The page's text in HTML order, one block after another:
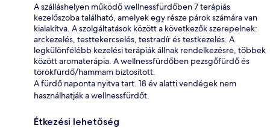
A szálláshelyen működő wellnessfürdőben 7 terápiás
kezelőszoba található, amelyek egy része párok számára van
kialakítva. A szolgáltatások között a következők szerepelnek:
arckezelés, testtekercselés, testradír és testkezelés. A
legkülönfélébb kezelési terápiák állnak rendelkezésre, többek
között aromaterápia. A wellnessfürdőben pezsgőfürdő és
törökfürdő/hammam biztosított.
A fürdő naponta nyitva tart. 18 év alatti vendégek nem
használhatják a wellnessfürdőt.
Étkezési lehetőség